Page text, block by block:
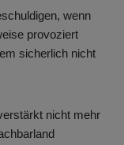
wenn
provoziert
sicherlich nicht
nicht mehr